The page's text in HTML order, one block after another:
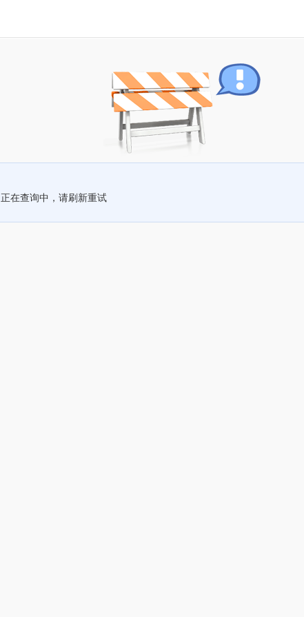
正在查询中，请刷新重试